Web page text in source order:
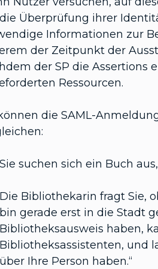
Überprüfung ihrer
Informationen zur
der Zeitpunkt der
der SP die Assertions
Ressourcen.
die SAML-
Sie suchen sich ein Buch
Die Bibliothekarin fragt Sie,
bin gerade erst in die Stadt
Bibliotheksausweis haben,
Bibliotheksassistenten, und
über Ihre Person haben.“